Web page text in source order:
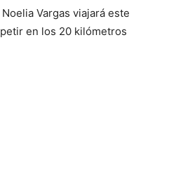
Vargas viajará este
en los 20 kilómetros